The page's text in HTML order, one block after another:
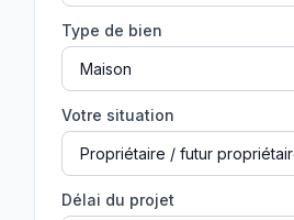
Type de bien
Votre situation
Délai du projet